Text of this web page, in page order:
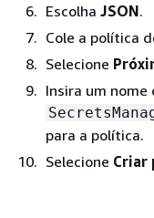
Escolha JSON.
Cole a política
Selecione
Insira um
para a política.
Selecione Criar